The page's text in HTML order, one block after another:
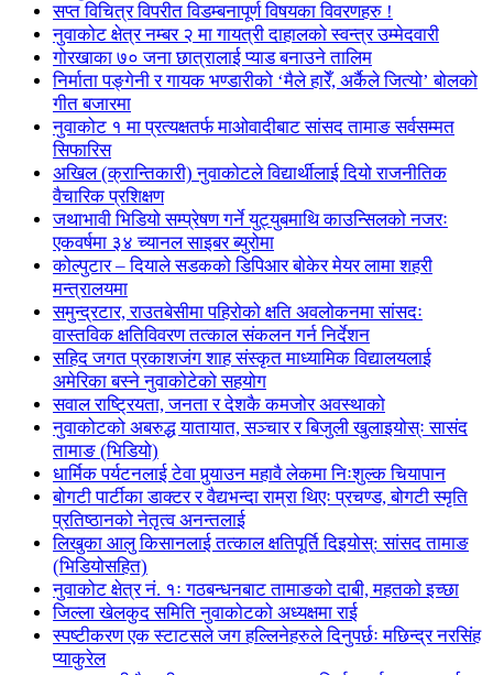
सप्त विचित्र विपरीत विडम्बनापूर्ण विषयका विवरणहरु !
नुवाकोट क्षेत्र नम्बर २ मा गायत्री दाहालको स्वन्त्र उम्मेदवारी
गोरखाका ७० जना छात्रालाई प्याड बनाउने तालिम
निर्माता पङ्गेनी र गायक भण्डारीको ‘मैले हारेँ, अर्कैले जित्यो’ बोलको
गीत बजारमा
नुवाकोट १ मा प्रत्यक्षतर्फ माओवादीबाट सांसद तामाङ सर्वसम्मत
सिफारिस
अखिल (क्रान्तिकारी) नुवाकोटले विद्यार्थीलाई दियो राजनीतिक
वैचारिक प्रशिक्षण
जथाभावी भिडियो सम्प्रेषण गर्ने युट्युबमाथि काउन्सिलको नजरः
एकवर्षमा ३४ च्यानल साइबर ब्युरोमा
कोल्पुटार – दियाले सडकको डिपिआर बोकेर मेयर लामा शहरी
मन्त्रालयमा
समुन्द्रटार, राउतबेसीमा पहिरोको क्षति अवलोकनमा सांसदः
वास्तविक क्षतिविवरण तत्काल संकलन गर्न निर्देशन
सहिद जगत प्रकाशजंग शाह संस्कृत माध्यामिक विद्यालयलाई
अमेरिका बस्ने नुवाकोटेको सहयोग
सवाल राष्ट्रियता, जनता र देशकै कमजोर अवस्थाको
नुवाकोटको अबरुद्ध यातायात, सञ्चार र बिजुली खुलाइयोस्ः सासंद
तामाङ (भिडियो)
धार्मिक पर्यटनलाई टेवा पुर्‍याउन महावै लेकमा निःशुल्क चियापान
बोगटी पार्टीका डाक्टर र वैद्यभन्दा राम्रा थिएः प्रचण्ड, बोगटी स्मृति
प्रतिष्ठानको नेतृत्व अनन्तलाई
लिखुका आलु किसानलाई तत्काल क्षतिपूर्ति दिइयोस्: सांसद तामाङ
(भिडियोसहित)
नुवाकोट क्षेत्र नं. १ः गठबन्धनबाट तामाङको दाबी, महतको इच्छा
जिल्ला खेलकुद समिति नुवाकोटको अध्यक्षमा राई
स्पष्टीकरण एक स्टाटसले जग हल्लिनेहरुले दिनुपर्छः मछिन्द्र नरसिंह
प्याकुरेल